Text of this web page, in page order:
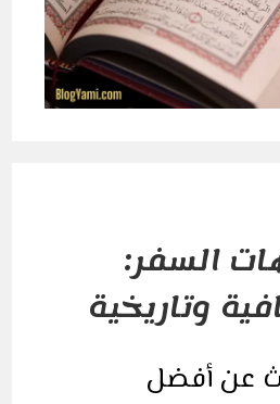
السفر:
وتاريخية
عن أفضل